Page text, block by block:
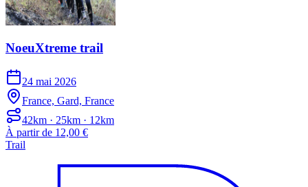
NoeuXtreme trail
24 mai 2026
France, Gard, France
42km · 25km · 12km
À partir de 12,00 €
Trail